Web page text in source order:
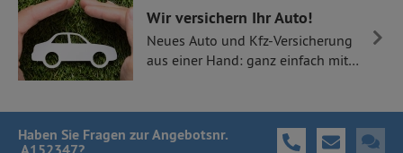
Wir versichern Ihr Auto!
Neues Auto und Kfz-Versicherung
aus einer Hand: ganz einfach mit
Haben Sie Fragen zur Angebotsnr.